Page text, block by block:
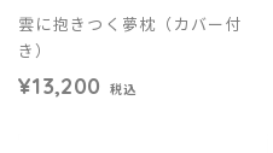
雲に抱きつく夢枕（カバー付
き）
¥13,200 税込